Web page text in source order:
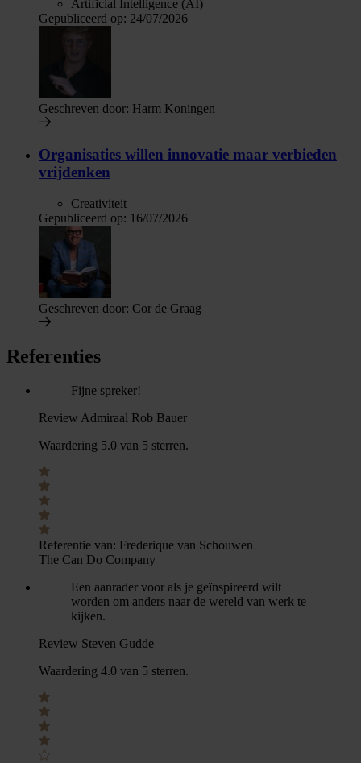
Artificial Intelligence (AI)
Gepubliceerd op: 24/07/2026
Geschreven door: Harm Koningen
Organisaties willen innovatie maar verbieden
vrijdenken
Creativiteit
Gepubliceerd op: 16/07/2026
Geschreven door: Cor de Graag
Referenties
Fijne spreker!
Review Admiraal Rob Bauer
Waardering 5.0 van 5 sterren.
Referentie van: Frederique van Schouwen
The Can Do Company
Een aanrader voor als je geïnspireerd wilt
worden om anders naar de wereld van werk te
kijken.
Review Steven Gudde
Waardering 4.0 van 5 sterren.